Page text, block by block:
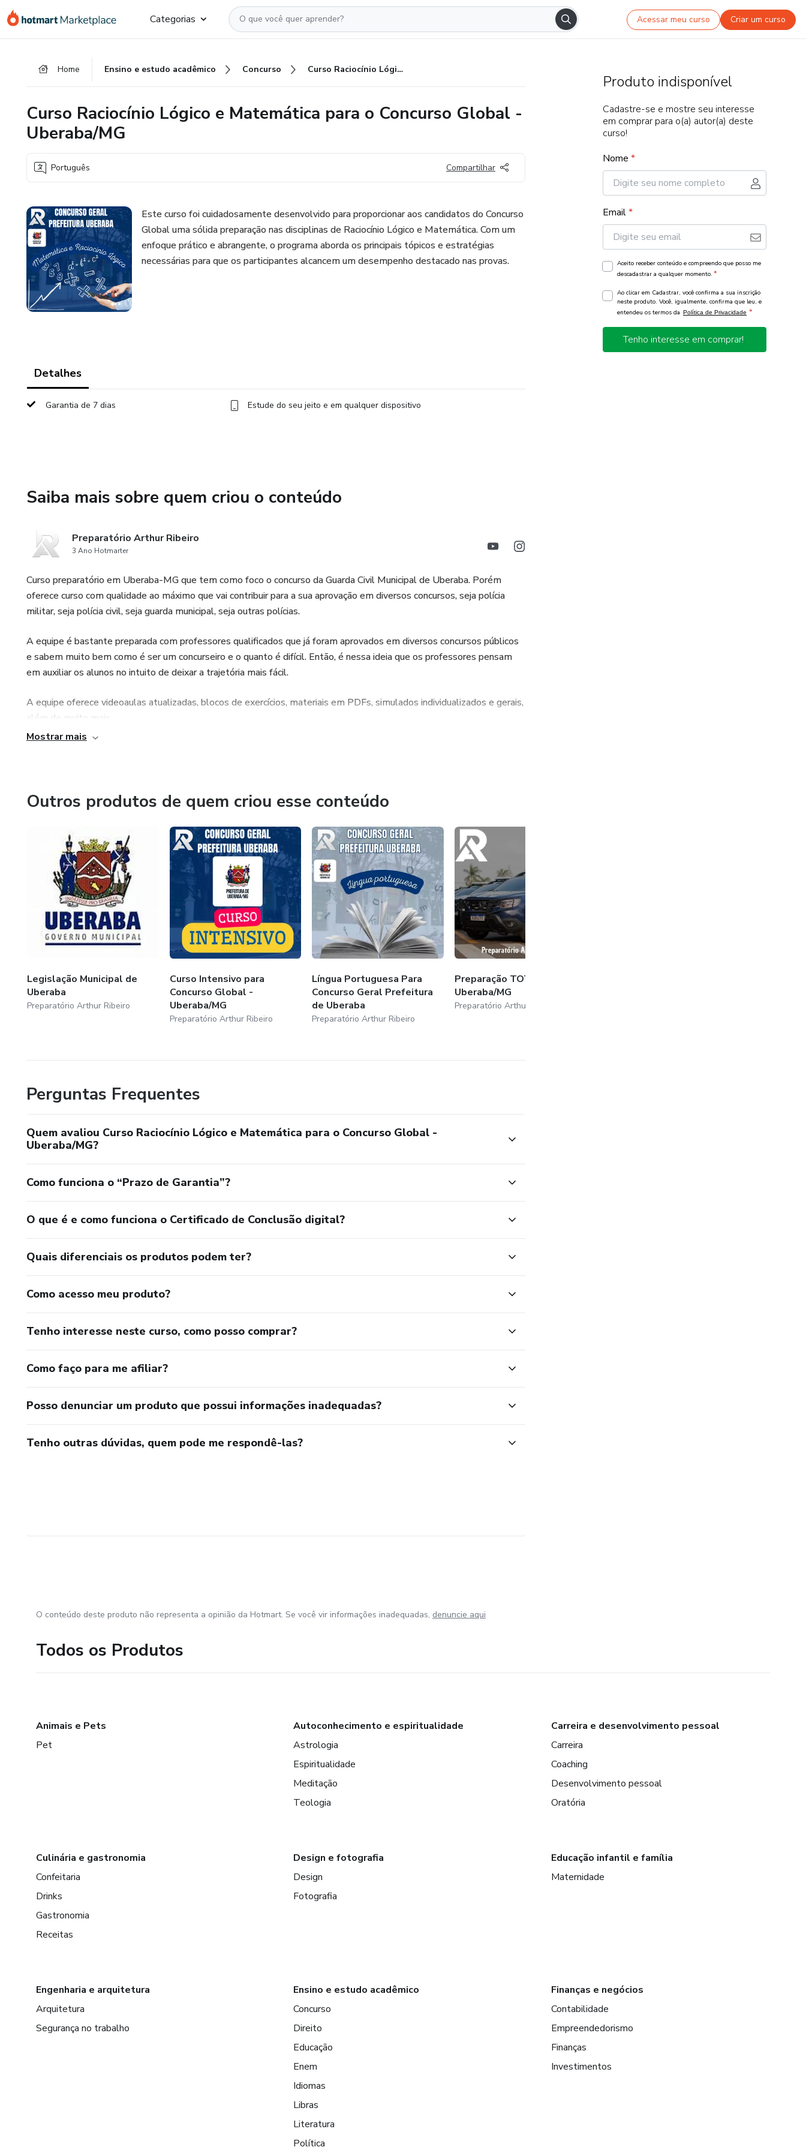
para
para
para
Categorias Acessar meu curso Criar um curso
Home Ensino e estudo acadêmico Concurso Curso Raciocínio Lógico e Matemática para o Concurso Global - Uberaba/MG
Curso Raciocínio Lógico e Matemática para o Concurso Global -
Uberaba/MG
Português Compartilhar
Este curso foi cuidadosamente desenvolvido para proporcionar aos candidatos do Concurso
Global uma sólida preparação nas disciplinas de Raciocínio Lógico e Matemática. Com um
enfoque prático e abrangente, o programa aborda os principais tópicos e estratégias
necessárias para que os participantes alcancem um desempenho destacado nas provas.
Detalhes
Garantia de 7 dias Estude do seu jeito e em qualquer dispositivo
Saiba mais sobre quem criou o conteúdo
Preparatório Arthur Ribeiro
3 Ano Hotmarter
Curso preparatório em Uberaba-MG que tem como foco o concurso da Guarda Civil Municipal de Uberaba. Porém
oferece curso com qualidade ao máximo que vai contribuir para a sua aprovação em diversos concursos, seja polícia
militar, seja polícia civil, seja guarda municipal, seja outras polícias.
A equipe é bastante preparada com professores qualificados que já foram aprovados em diversos concursos públicos
e sabem muito bem como é ser um concurseiro e o quanto é difícil. Então, é nessa ideia que os professores pensam
em auxiliar os alunos no intuito de deixar a trajetória mais fácil.
A equipe oferece videoaulas atualizadas, blocos de exercícios, materiais em PDFs, simulados individualizados e gerais,
além de muito mais.
Mostrar mais
Outros produtos de quem criou esse conteúdo
Legislação Municipal de
Uberaba
Preparatório Arthur Ribeiro
Curso Intensivo para
Concurso Global -
Uberaba/MG
Preparatório Arthur Ribeiro
Língua Portuguesa Para
Concurso Geral Prefeitura
de Uberaba
Preparatório Arthur Ribeiro
Preparação TOTAL GCM
Uberaba/MG
Preparatório Arthur Ribeiro
Perguntas Frequentes
Quem avaliou Curso Raciocínio Lógico e Matemática para o Concurso Global -
Uberaba/MG?
Como funciona o “Prazo de Garantia”?
O que é e como funciona o Certificado de Conclusão digital?
Quais diferenciais os produtos podem ter?
Como acesso meu produto?
Tenho interesse neste curso, como posso comprar?
Como faço para me afiliar?
Posso denunciar um produto que possui informações inadequadas?
Tenho outras dúvidas, quem pode me respondê-las?
Produto indisponível
Cadastre-se e mostre seu interesse
em comprar para o(a) autor(a) deste
curso!
Nome *
Email*
Aceito receber conteúdo e compreendo que posso me
descadastrar a qualquer momento. *
Ao clicar em Cadastrar, você confirma a sua inscrição
neste produto. Você, igualmente, confirma que leu, e
entendeu os termos da Política de Privacidade *
Tenho interesse em comprar!
O conteúdo deste produto não representa a opinião da Hotmart. Se você vir informações inadequadas, denuncie aqui
Todos os Produtos
Animais e Pets
Pet
Autoconhecimento e espiritualidade
Astrologia
Espiritualidade
Meditação
Teologia
Carreira e desenvolvimento pessoal
Carreira
Coaching
Desenvolvimento pessoal
Oratória
Culinária e gastronomia
Confeitaria
Drinks
Gastronomia
Receitas
Design e fotografia
Design
Fotografia
Educação infantil e família
Maternidade
Engenharia e arquitetura
Arquitetura
Segurança no trabalho
Ensino e estudo acadêmico
Concurso
Direito
Educação
Enem
Idiomas
Libras
Literatura
Política
Finanças e negócios
Contabilidade
Empreendedorismo
Finanças
Investimentos